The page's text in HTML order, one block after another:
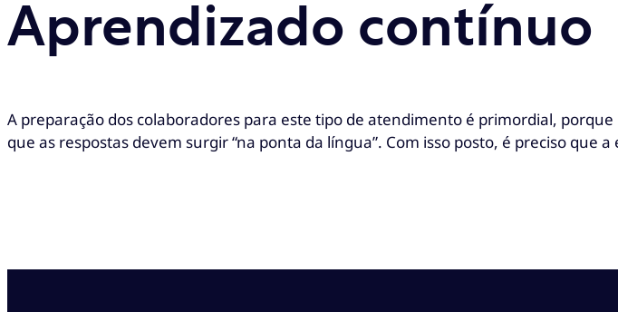
Aprendizado contínuo
A preparação dos colaboradores para este tipo de atendimento é primordial,
que as respostas devem surgir “na ponta da língua”. Com isso posto, é preciso